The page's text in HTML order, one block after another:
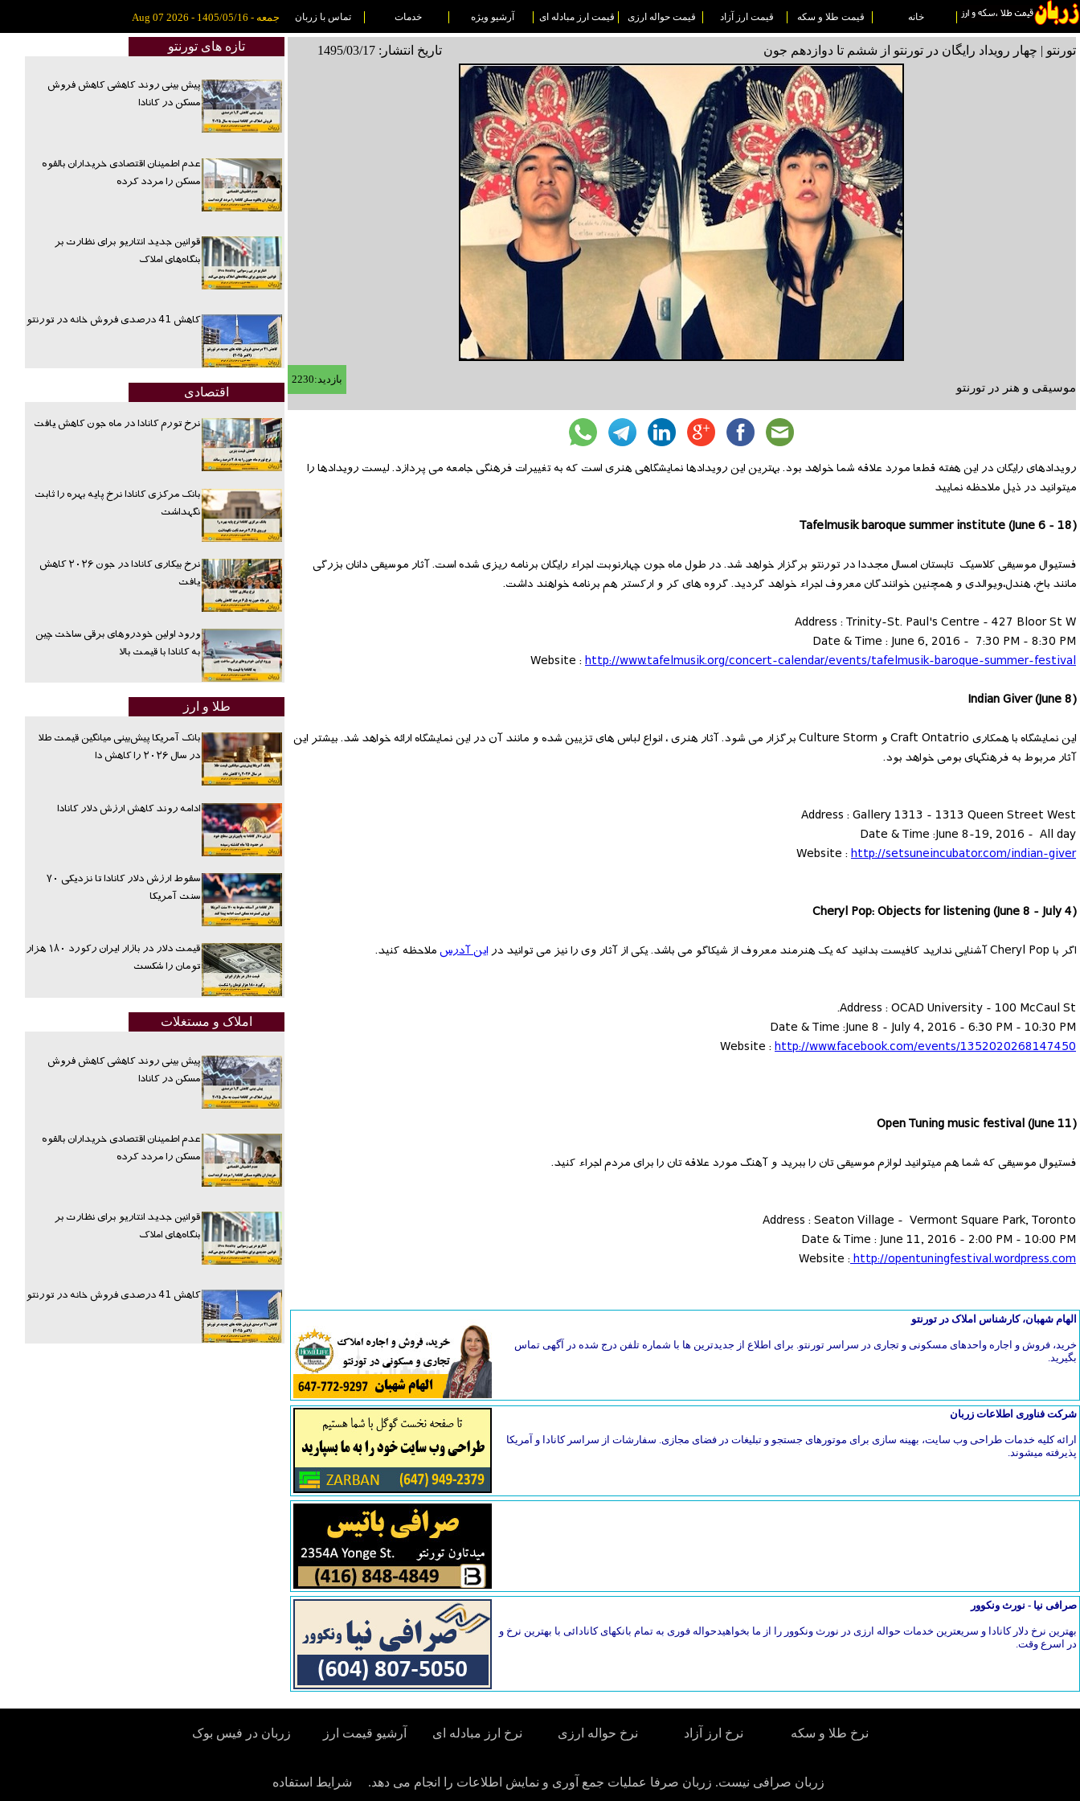
خانه قیمت طلا و سکه قیمت ارز آزاد قیمت حواله ارزی قیمت ارز مبادله ای آرشیو ویژه خدمات تماس با زربان جمعه - 1405/05/16 - Aug 07 2026
تورنتو | چهار رویداد رایگان در تورنتو از ششم تا دوازدهم جون تاریخ انتشار: 1495/03/17
موسیقی و هنر در تورنتو
بازدید:2230
رویدادهای رایگان در این هفته قطعا مورد علاقه شما خواهد بود. بهترین این رویدادها نمایشگاهی هنری است که به تغییرات فرهنگی جامعه می پردازد. لیست رویدادها را
میتوانید در ذیل ملاحظه نمایید
(Tafelmusik baroque summer institute (June 6 - 18
فستیوال موسیقی کلاسیک تابستان امسال مجددا در تورنتو برگزار خواهد شد. در طول ماه جون چهارنوبت اجراء رایگان برنامه ریزی شده است. آثار موسیقی دانان بزرگی
مانند باخ، هندل،ویوالدی و همچنین خوانندگان معروف اجراء خواهد گردید. گروه های کر و ارکستر هم برنامه خواهند داشت.
Address : Trinity-St. Paul's Centre - 427 Bloor St W
Date & Time : June 6, 2016 - 7:30 PM - 8:30 PM
Website :http://www.tafelmusik.org/concert-calendar/events/tafelmusik-baroque-summer-festival
(Indian Giver (June 8
این نمایشگاه با همکاری Craft Ontatrio و Culture Storm برگزار می شود. آثار هنری ، انواع لباس های تزیین شده و مانند آن در این نمایشگاه ارائه خواهد شد. بیشتر این
آثار مربوط به فرهنگهای بومی خواهد بود.
Address : Gallery 1313 - 1313 Queen Street West
Date & Time :June 8-19, 2016 - All day
Website :http://setsuneincubator.com/indian-giver
(Cheryl Pop: Objects for listening (June 8 - July 4
اگر با Cheryl Pop آشنایی ندارید کافیست بدانید که یک هنرمند معروف از شیکاگو می باشد. یکی از آثار وی را نیز می توانید در
این آدرسملاحظه کنید.
Address : OCAD University - 100 McCaul St.
Date & Time :June 8 - July 4, 2016 - 6:30 PM - 10:30 PM
Website :http://www.facebook.com/events/1352020268147450
(Open Tuning music festival (June 11
فستیوال موسیقی که شما هم میتوانید لوازم موسیقی تان را ببرید و آهنگ مورد علاقه تان را برای مردم اجراء کنید.
Address : Seaton Village - Vermont Square Park, Toronto
Date & Time : June 11, 2016 - 2:00 PM - 10:00 PM
Website :http://opentuningfestival.wordpress.com
الهام شهبان، کارشناس املاک در تورنتو
خرید، فروش و اجاره واحدهای مسکونی و تجاری در سراسر تورنتو. برای اطلاع از جدیدترین ها با شماره تلفن درج شده در آگهی تماس
بگیرید.
شرکت فناوری اطلاعات زربان
ارائه کلیه خدمات طراحی وب سایت، بهینه سازی برای موتورهای جستجو و تبلیغات در فضای مجازی. سفارشات از سراسر کانادا و آمریکا
پذیرفته میشوند.
صرافی نیا - نورث ونکوور
بهترین نرخ دلار کانادا و سریعترین خدمات حواله ارزی در نورث ونکوور را از ما بخواهیدحواله فوری به تمام بانکهای کانادائی با بهترین نرخ و
در اسرع وقت.
تازه های تورنتو
پیش بینی روند کاهشی کاهش فروش
مسکن در کانادا
عدم اطمینان اقتصادی خریداران بالقوه
مسکن را مردد کرده
قوانین جدید انتاریو برای نظارت بر
بنگاه‌های املاک
کاهش 41 درصدی فروش خانه در تورنتو
اقتصادی
نرخ تورم کانادا در ماه جون کاهش یافت
بانک مرکزی کانادا نرخ پایه بهره را ثابت
نگهداشت
نرخ بیکاری کانادا در جون ۲۰۲۶ کاهش
یافت
ورود اولین خودروهای برقی ساخت چین
به کانادا با قیمت بالا
طلا و ارز
بانک آمریکا پیش‌بینی میانگین قیمت طلا
در سال ۲۰۲۶ را کاهش دا
ادامه روند کاهش ارزش دلار کانادا
سقوط ارزش دلار کانادا تا نزدیکی ۷۰
سنت آمریکا
قیمت دلار در بازار ایران رکورد ۱۸۰ هزار
تومان را شکست
املاک و مستغلات
پیش بینی روند کاهشی کاهش فروش
مسکن در کانادا
عدم اطمینان اقتصادی خریداران بالقوه
مسکن را مردد کرده
قوانین جدید انتاریو برای نظارت بر
بنگاه‌های املاک
کاهش 41 درصدی فروش خانه در تورنتو
نرخ طلا و سکه نرخ ارز آزاد نرخ حواله ارزی نرخ ارز مبادله ای آرشیو قیمت ارز زربان در فیس بوک
زربان صرافی نیست. زربان صرفا عملیات جمع آوری و نمایش اطلاعات را انجام می دهد. شرایط استفاده